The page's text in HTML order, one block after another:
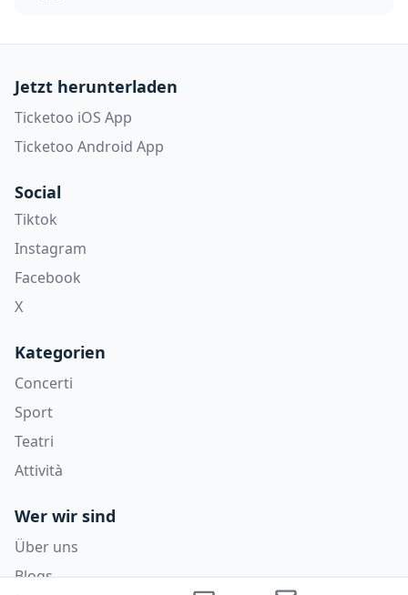
Jetzt herunterladen
Ticketoo iOS App
Ticketoo Android App
Social
Tiktok
Instagram
Facebook
X
Kategorien
Concerti
Sport
Teatri
Attività
Wer wir sind
Über uns
Blogs